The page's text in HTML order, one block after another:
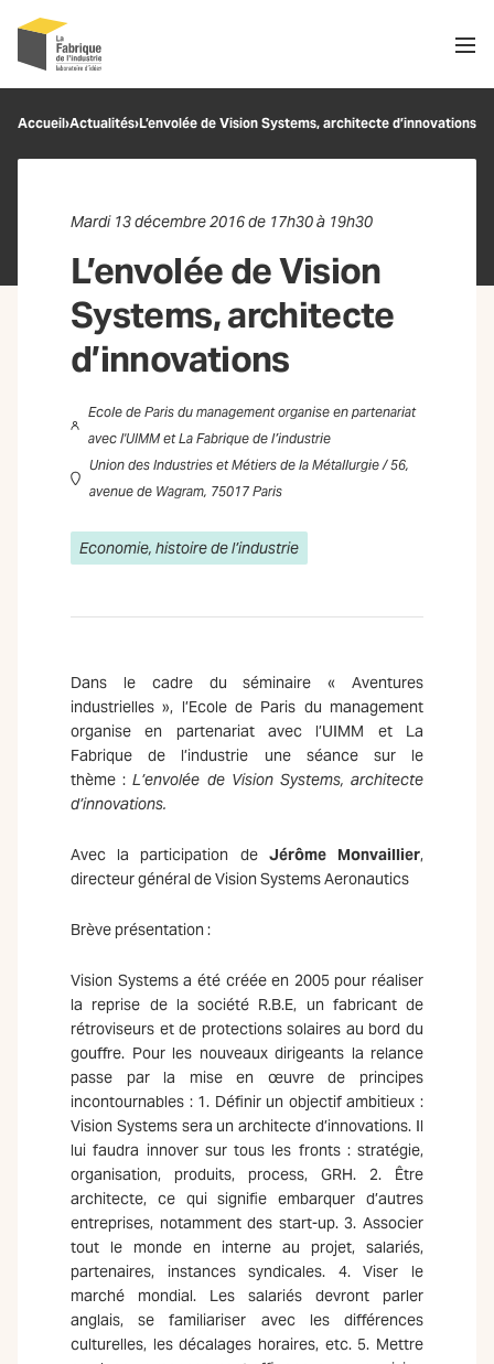
Recherche
Accueil›Actualités›L’envolée de Vision Systems, architecte d’innovations
Mardi 13 décembre 2016 de 17h30 à 19h30
L’envolée de Vision
Systems, architecte
d’innovations
Ecole de Paris du management organise en partenariat
avec l'UIMM et La Fabrique de l’industrie
Union des Industries et Métiers de la Métallurgie / 56,
avenue de Wagram, 75017 Paris
Economie, histoire de l’industrie
Dans le cadre du séminaire « Aventures
industrielles », l’Ecole de Paris du management
organise en partenariat avec l’UIMM et La
Fabrique de l’industrie une séance sur le
thème :L’envolée de Vision Systems, architecte
d’innovations.
Avec la participation de Jérôme Monvaillier,
directeur général de Vision Systems Aeronautics
Brève présentation :
Vision Systems a été créée en 2005 pour réaliser
la reprise de la société R.B.E, un fabricant de
rétroviseurs et de protections solaires au bord du
gouffre. Pour les nouveaux dirigeants la relance
passe par la mise en œuvre de principes
incontournables : 1. Définir un objectif ambitieux :
Vision Systems sera un architecte d’innovations. Il
lui faudra innover sur tous les fronts : stratégie,
organisation, produits, process, GRH. 2. Être
architecte, ce qui signifie embarquer d’autres
entreprises, notamment des start-up. 3. Associer
tout le monde en interne au projet, salariés,
partenaires, instances syndicales. 4. Viser le
marché mondial. Les salariés devront parler
anglais, se familiariser avec les différences
culturelles, les décalages horaires, etc. 5. Mettre